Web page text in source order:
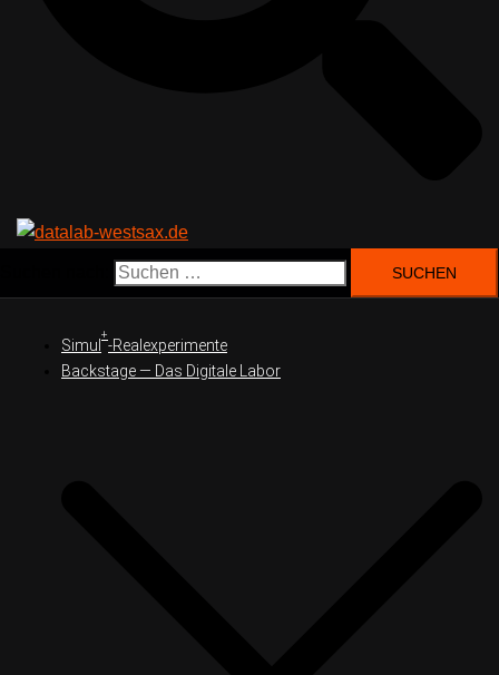
Simul
+
-Realexperimente
Backstage — Das Digitale Labor